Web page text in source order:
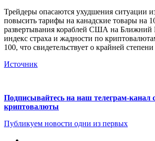
Трейдеры опасаются ухудшения ситуации
повысить тарифы на канадские товары на
развертывания кораблей США на Ближний
индекс страха и жадности по
100, что свидетельствует о крайней
Источник
Подписывайтесь на наш телеграм-канал
криптовалюты
Публикуем новости одни из первых